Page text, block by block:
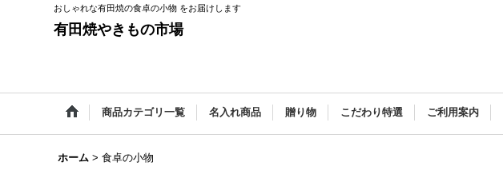
おしゃれな有田焼の食卓の小物 をお届けします
有田焼やきもの市場
商品カテゴリ一覧 名入れ商品 贈り物 こだわり特選 ご利用案内
ホーム > 食卓の小物